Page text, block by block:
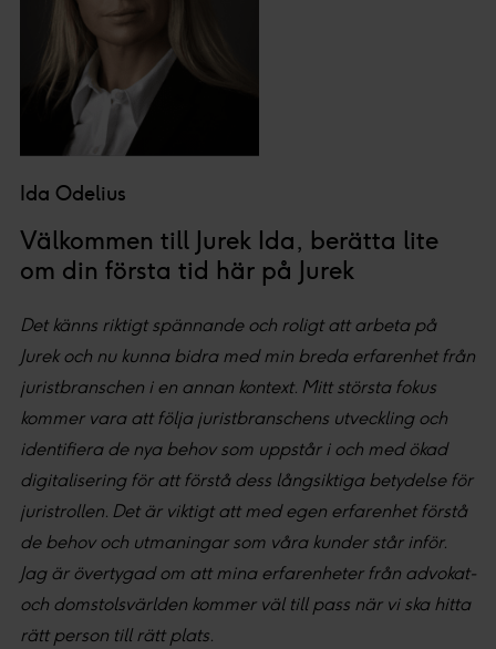
Ida Odelius
Välkommen till Jurek Ida, berätta lite
om din första tid här på Jurek
Det känns riktigt spännande och roligt att arbeta på
Jurek och nu kunna bidra med min breda erfarenhet från
juristbranschen i en annan kontext. Mitt största fokus
kommer vara att följa juristbranschens utveckling och
identifiera de nya behov som uppstår i och med ökad
digitalisering för att förstå dess långsiktiga betydelse för
juristrollen. Det är viktigt att med egen erfarenhet förstå
de behov och utmaningar som våra kunder står inför.
Jag är övertygad om att mina erfarenheter från advokat-
och domstolsvärlden kommer väl till pass när vi ska hitta
rätt person till rätt plats.